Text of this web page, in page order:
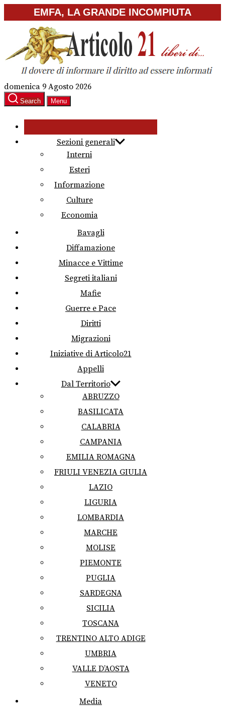
to
content
EMFA, LA GRANDE INCOMPIUTA
domenica 9 Agosto 2026
Search Menu
Sezioni generali
Interni
Esteri
Informazione
Culture
Economia
Bavagli
Diffamazione
Minacce e Vittime
Segreti italiani
Mafie
Guerre e Pace
Diritti
Migrazioni
Iniziative di Articolo21
Appelli
Dal Territorio
ABRUZZO
BASILICATA
CALABRIA
CAMPANIA
EMILIA ROMAGNA
FRIULI VENEZIA GIULIA
LAZIO
LIGURIA
LOMBARDIA
MARCHE
MOLISE
PIEMONTE
PUGLIA
SARDEGNA
SICILIA
TOSCANA
TRENTINO ALTO ADIGE
UMBRIA
VALLE D’AOSTA
VENETO
Media